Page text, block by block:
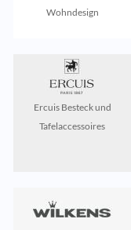
Wohndesign
Ercuis Besteck und
Tafelaccessoires